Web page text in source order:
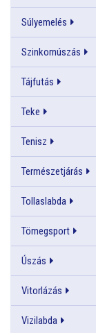
Súlyemelés
Szinkornúszás
Tájfutás
Teke
Tenisz
Természetjárás
Tollaslabda
Tömegsport
Úszás
Vitorlázás
Vizilabda